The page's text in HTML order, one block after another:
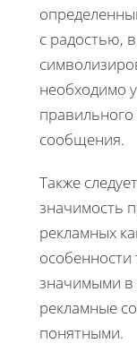
с радостью,
необходимо
сообщения.
Также
значимость
рекламных
особенности
значимыми в
рекламные
понятными.